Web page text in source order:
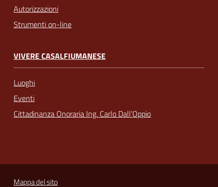
Autorizzazioni
Strumenti on-line
VIVERE CASALFIUMANESE
Luoghi
Eventi
Cittadinanza Onoraria Ing. Carlo Dall’Oppio
Mappa del sito